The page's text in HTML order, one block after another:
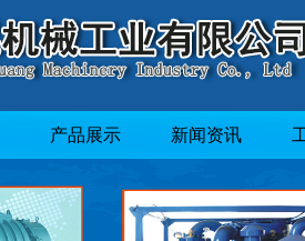
产品展示 新闻资讯